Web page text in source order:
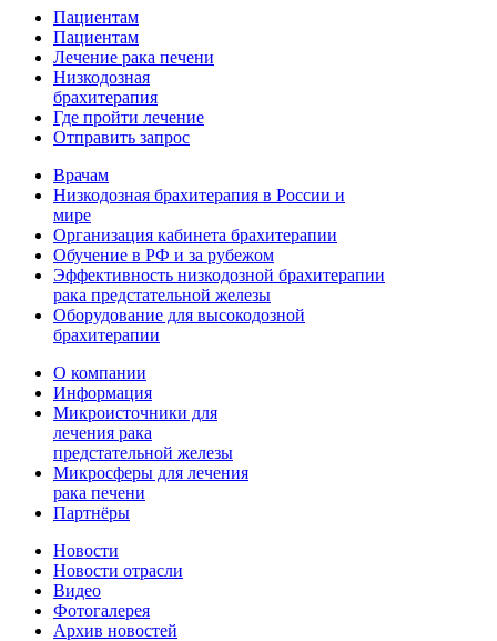
Пациентам
Пациентам
Лечение рака печени
Низкодозная
брахитерапия
Где пройти лечение
Отправить запрос
Врачам
Низкодозная брахитерапия в России и
мире
Организация кабинета брахитерапии
Обучение в РФ и за рубежом
Эффективность низкодозной брахитерапии
рака предстательной железы
Оборудование для высокодозной
брахитерапии
О компании
Информация
Микроисточники для
лечения рака
предстательной железы
Микросферы для лечения
рака печени
Партнёры
Новости
Новости отрасли
Видео
Фотогалерея
Архив новостей